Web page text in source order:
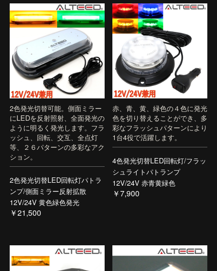
2色発光切替可能。側面ミラー
にLEDを反射照射、全面発光の
ように明るく発光します。フラ
ッシュ、回転、交互、全点灯
等、２６パターンの多彩なアク
ション。
2色発光切替LED回転灯パトラ
ンプ/側面ミラー反射拡散
12V/24V 黄色緑色発光
￥21,500
赤、青、黄、緑色の４色に発光
色を切り替えることができ、多
彩なフラッシュパターンにより
1台4役で活躍します。
4色発光切替LED回転灯/フラッ
シュライトパトランプ
12V/24V 赤青黄緑色
￥7,900